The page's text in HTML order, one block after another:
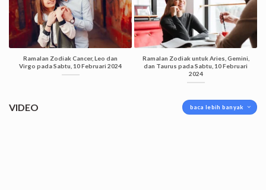
Ramalan Zodiak Cancer, Leo dan
Virgo pada Sabtu, 10 Februari 2024
Ramalan Zodiak untuk Aries, Gemini,
dan Taurus pada Sabtu, 10 Februari
2024
VIDEO baca lebih banyak